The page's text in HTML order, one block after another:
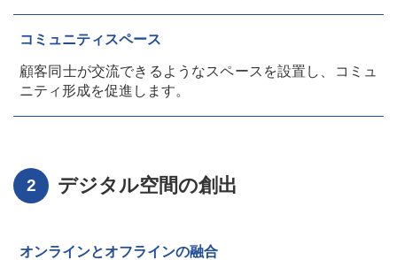
コミュニティスペース
顧客同士が交流できるようなスペースを設置し、コミュ
ニティ形成を促進します。
デジタル空間の創出
オンラインとオフラインの融合